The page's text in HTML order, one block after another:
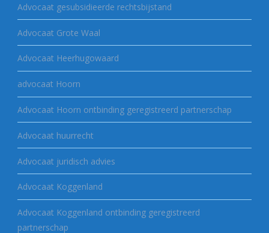
Advocaat gesubsidieerde rechtsbijstand
Advocaat Grote Waal
Advocaat Heerhugowaard
advocaat Hoorn
Advocaat Hoorn ontbinding geregistreerd partnerschap
Advocaat huurrecht
Advocaat juridisch advies
Advocaat Koggenland
Advocaat Koggenland ontbinding geregistreerd
partnerschap